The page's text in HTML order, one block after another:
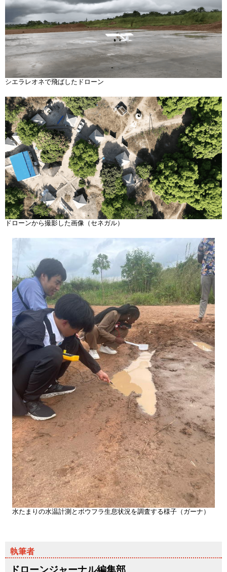
シエラレオネで飛ばしたドローン
ドローンから撮影した画像（セネガル）
水たまりの水温計測とボウフラ生息状況を調査する様子（ガーナ）
ドローンジャーナル編集部